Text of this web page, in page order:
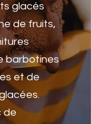
glacés
de fruits,
barbotines
et de
de